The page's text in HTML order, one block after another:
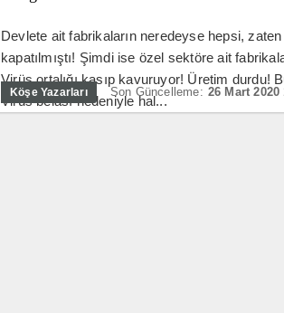
Devlete ait fabrikaların neredeyse hepsi, zaten
kapatılmıştı! Şimdi ise özel sektöre ait
Virüs ortalığı kasıp kavuruyor! Üretim durdu!
Virüs belası nedeniyle hal...
Köşe Yazarları Son Güncelleme: 26 Mart 2020